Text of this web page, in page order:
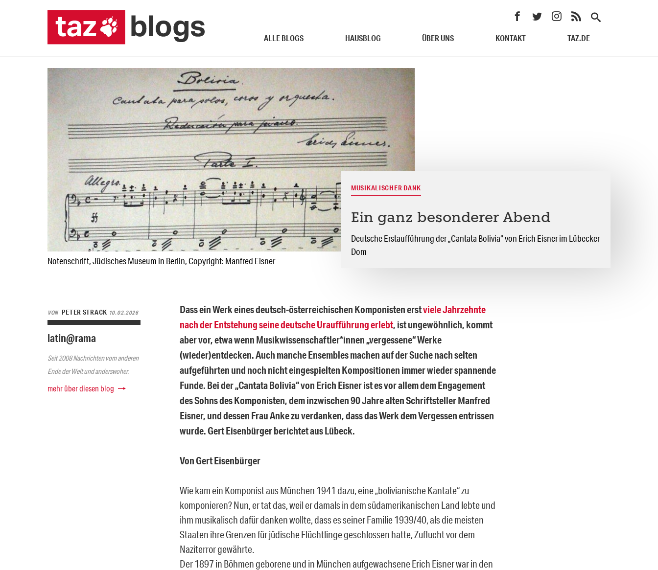
ALLE BLOGS HAUSBLOG ÜBER UNS KONTAKT TAZ.DE
Notenschrift, Jüdisches Museum in Berlin, Copyright: Manfred Eisner
MUSIKALISCHER DANK
Ein ganz besonderer Abend
Deutsche Erstaufführung der „Cantata Bolivia“ von Erich Eisner im Lübecker
Dom
VON PETER STRACK 10.02.2026
latin@rama
Seit 2008 Nachrichten vom anderen
Ende der Welt und anderswoher.
mehr über diesen blog
Dass ein Werk eines deutsch-österreichischen Komponisten erstviele Jahrzehnte
nach der Entstehung seine deutsche Uraufführung erlebt, ist ungewöhnlich, kommt
aber vor, etwa wenn Musikwissenschaftler*innen „vergessene“ Werke
(wieder)entdecken. Auch manche Ensembles machen auf der Suche nach selten
aufgeführten und noch nicht eingespielten Kompositionen immer wieder spannende
Funde. Bei der „Cantata Bolivia“ von Erich Eisner ist es vor allem dem Engagement
des Sohns des Komponisten, dem inzwischen 90 Jahre alten Schriftsteller Manfred
Eisner, und dessen Frau Anke zu verdanken, dass das Werk dem Vergessen entrissen
wurde. Gert Eisenbürger berichtet aus Lübeck.
Von Gert Eisenbürger
Wie kam ein Komponist aus München 1941 dazu, eine „bolivianische Kantate“ zu
komponieren? Nun, er tat das, weil er damals in dem südamerikanischen Land lebte und
ihm musikalisch dafür danken wollte, dass es seiner Familie 1939/40, als die meisten
Staaten ihre Grenzen für jüdische Flüchtlinge geschlossen hatte, Zuflucht vor dem
Naziterror gewährte.
Der 1897 in Böhmen geborene und in München aufgewachsene Erich Eisner war in den